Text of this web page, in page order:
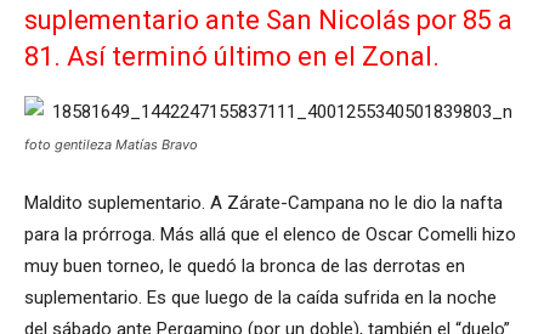
suplementario ante San Nicolás por 85 a
81. Así terminó último en el Zonal.
foto gentileza Matías Bravo
Maldito suplementario. A Zárate-Campana no le dio la nafta
para la prórroga. Más allá que el elenco de Oscar Comelli hizo
muy buen torneo, le quedó la bronca de las derrotas en
suplementario. Es que luego de la caída sufrida en la noche
del sábado ante Pergamino (por un doble), también el “duelo”